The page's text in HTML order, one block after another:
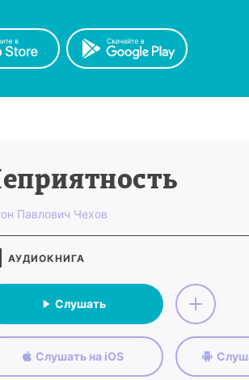
Павлович Чехов
АУДИОКНИГА
Слушать
Слушать на iOS